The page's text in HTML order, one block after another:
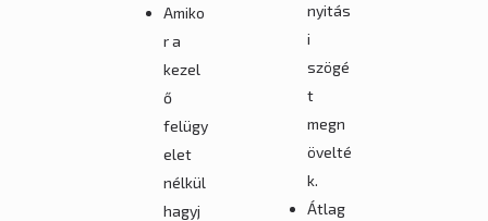
Amiko
r a
kezel
ő
felügy
elet
nélkül
hagyj
nyitás
i
szögé
t
megn
övelté
k.
Átlag